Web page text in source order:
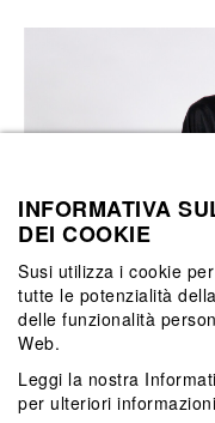
INFORMATIVA
DEI COOKIE
Susi utilizza i cookie
tutte le potenzialità
delle funzionalità
Web.
Leggi la nostra
per ulteriori